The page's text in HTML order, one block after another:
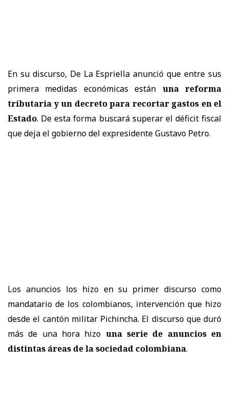
En su discurso, De La Espriella anunció que entre sus
primera medidas económicas están una reforma
tributaria y un decreto para recortar gastos en el
Estado. De esta forma buscará superar el déficit fiscal
que deja el gobierno del expresidente Gustavo Petro.
Los anuncios los hizo en su primer discurso como
mandatario de los colombianos, intervención que hizo
desde el cantón militar Pichincha. El discurso que duró
más de una hora hizo una serie de anuncios en
distintas áreas de la sociedad colombiana.